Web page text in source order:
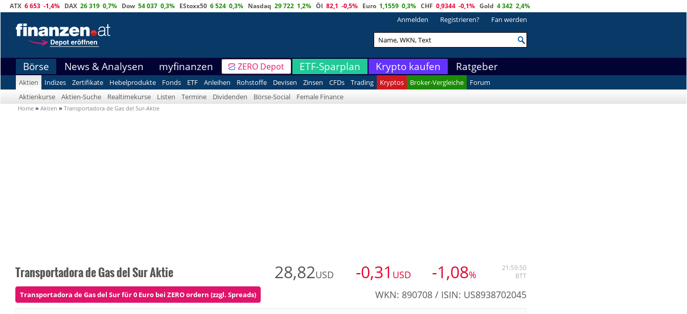
ATX 6 653 -1,4% DAX 26 319 0,7% Dow 54 037 0,3% EStoxx50 6 524 0,3% Nasdaq 29 722 1,2% Öl 82,1 -0,5% Euro 1,1559 0,3% CHF 0,9344 -0,1% Gold 4 342 2,4%
Anmelden Registrieren? Fan werden
Börse News & Analysen myfinanzen ZERO Depot ETF-Sparplan Krypto kaufen Ratgeber
Aktien Indizes Zertifikate Hebelprodukte Fonds ETF Anleihen Rohstoffe Devisen Zinsen CFDs Trading Kryptos Broker-Vergleiche
Forum
Aktienkurse
Aktien-Suche Realtimekurse Listen Termine Dividenden Börse-Social Female Finance
Home » Aktien » Transportadora de Gas del Sur-Aktie
Transportadora de Gas del Sur Aktie 28,82USD -0,31 USD -1,08%
21:59:50
BTT
Transportadora de Gas del Sur für 0 Euro bei ZERO ordern (zzgl. Spreads) WKN: 890708 / ISIN: US8938702045